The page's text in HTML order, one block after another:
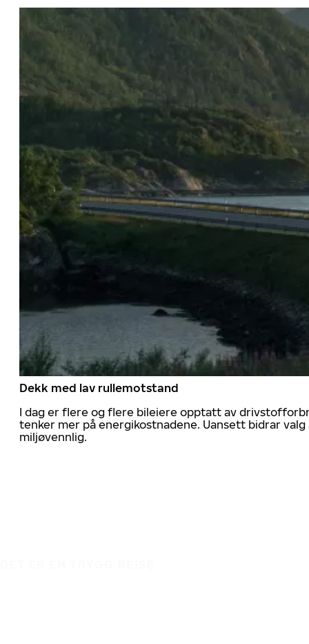
Dekk med lav rullemotstand
I dag er flere og flere bileiere opptatt av
tenker mer på energikostnadene. Uansett bidrar
miljøvennlig.